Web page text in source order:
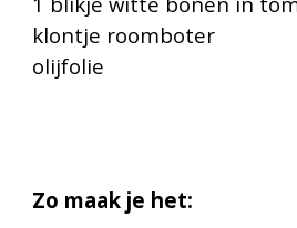
klontje roomboter
olijfolie
Zo maak je het: